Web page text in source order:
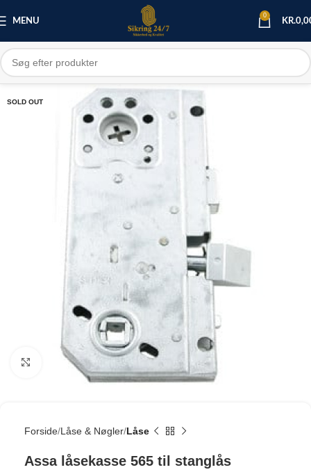
MENU
0
KR.
SOLD OUT
Click to enlarge
Forside Låse & Nøgler Låse
Assa låsekasse 565 til stanglås